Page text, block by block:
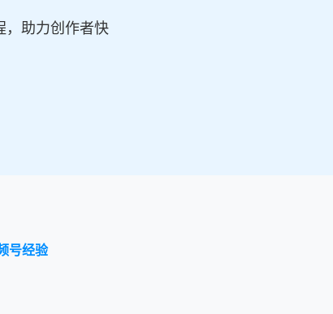
，助力创作者快
号经验